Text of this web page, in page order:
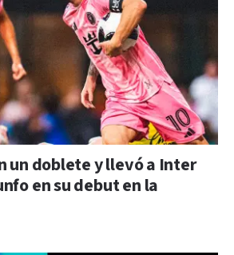
un doblete y llevó a Inter
en su debut en la